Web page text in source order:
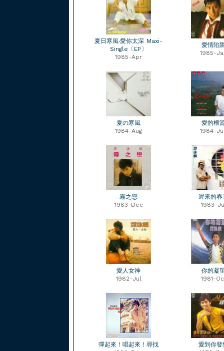
夏日寒風‧愛你太深 Maxi-
Single〔EP〕
1985-Apr
愛情陷
1985-
夏の寒風
1984-Aug
愛的根
1984-
霧之戀
1983-Dec
遲來的春
1983-
愛人女神
1982-Jul
你的凝
1981-
彈起來！唱起來！尋找
愛到你發